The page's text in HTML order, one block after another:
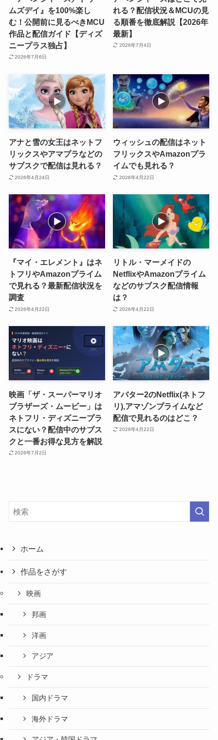
ムズデイ』を100%楽し
む！公開前に見るべきMCU
作品と配信ガイド【ディズ
ニープラス独占】
2026年7月6日
れる？配信状況＆MCUの見
る順番を徹底解説【2026年
最新】
2026年7月4日
アナと雪の女王はネットフ
リックスやアマプラなどの
サブスクで配信は見れる？
2026年4月24日
ウィッシュの配信はネット
フリックスやAmazonプラ
イムでも見れる？
2026年4月22日
『マイ・エレメント』はネ
トフリやAmazonプライム
で見れる？最新配信状況を
調査
2026年4月22日
リトル・マーメイドの
NetflixやAmazonプライム
などのサブスク配信情報
は？
2026年4月22日
映画「ザ・スーパーマリオ
ブラザーズ・ムービー」は
ネトフリ・ディズニープラ
スにない？配信中のサブス
クと一番お得な見方を解説
2026年7月2日
アバター2のNetflix(ネトフ
リ),アマゾンプライムなど
配信で見れるのはどこ？
2026年4月22日
ホーム
作品をさがす
映画
邦画
洋画
アジア
ドラマ
国内ドラマ
海外ドラマ